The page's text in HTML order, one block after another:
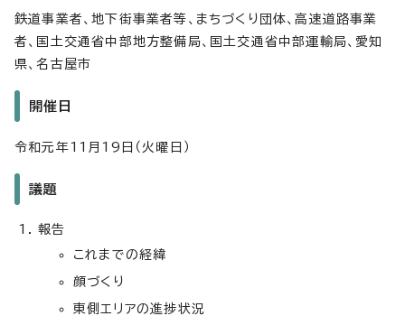
鉄道事業者、地下街事業者等、まちづくり団体、高速道路事業
者、国土交通省中部地方整備局、国土交通省中部運輸局、愛知
県、名古屋市
開催日
令和元年11月19日（火曜日）
議題
報告
これまでの経緯
顔づくり
東側エリアの進捗状況